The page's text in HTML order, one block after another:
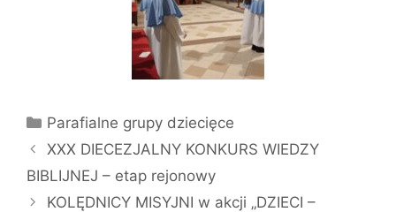
Kategorie
Parafialne grupy dziecięce
XXX DIECEZJALNY KONKURS WIEDZY
BIBLIJNEJ – etap rejonowy
KOLĘDNICY MISYJNI w akcji „DZIECI –